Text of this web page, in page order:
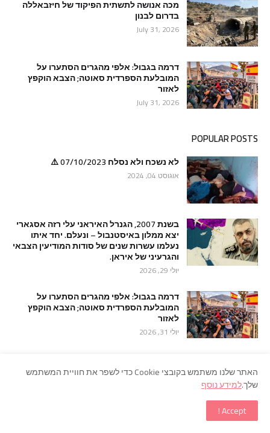
מכה אנושה לתשתית הפיקוד של חיזבאללה
בדרום לבנון
July 31, 2026
דרמה בגבול: אלפי מהגרים הסתערו על
המובלעת הספרדית סאוטה; הצבא הוקפץ
לאזור
July 31, 2026
POPULAR POSTS
לא נשכח ולא נסלח 07/10/2023 ⚠️
אוגוסט 04, 2024
בשנת 2007, הגנרל האיראני עלי רזה אסגארי
יצא ממלון באיסטנבול – ונעלם. יחד איתו
נעלמו עשרות שנים של סודות המודיעין הצבאי
והגרעיני של איראן.
יולי 29, 2026
דרמה בגבול: אלפי מהגרים הסתערו על
המובלעת הספרדית סאוטה; הצבא הוקפץ
לאזור
יולי 31, 2026
האתר שלנו משתמש בקובצי Cookie כדי לשפר את חוויית המשתמש
שלך.למידע נוסף
Accept !